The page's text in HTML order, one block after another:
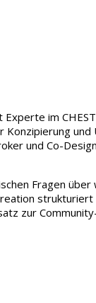
Experte im
und Co-
Fragen
zur